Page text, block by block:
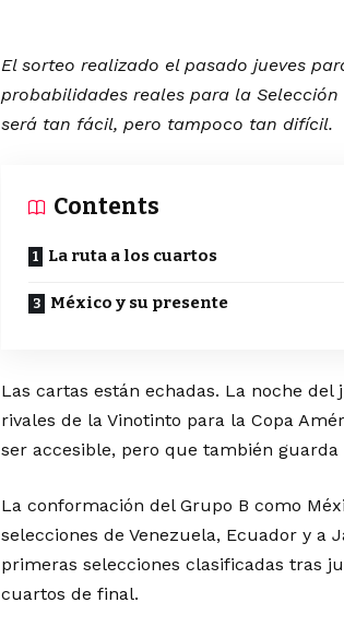
El sorteo realizado el pasado jueves
probabilidades reales para la
será tan fácil, pero tampoco tan difícil.
Contents
La ruta a los cuartos
México y su presente
Las cartas están echadas. La noche
rivales de la Vinotinto para la Copa
ser accesible, pero que también
La conformación del Grupo B como
selecciones de Venezuela, Ecuador y a
primeras selecciones clasificadas tras
cuartos de final.